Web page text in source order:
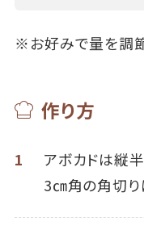
※お好みで量を調節
作り方
1
アボカドは縦
3㎝角の角切り